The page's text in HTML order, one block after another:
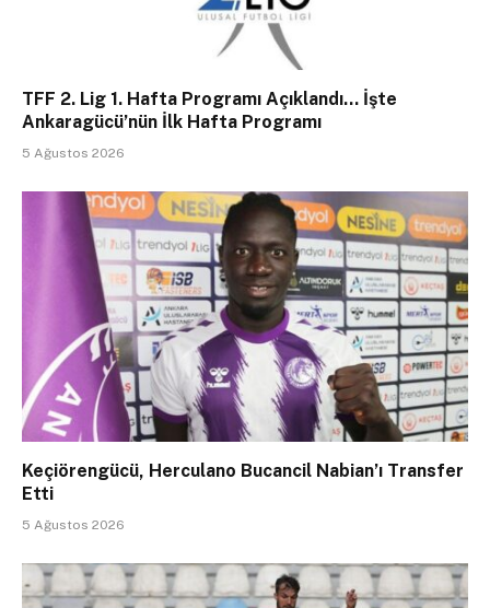
TFF 2. Lig 1. Hafta Programı Açıklandı… İşte
Ankaragücü’nün İlk Hafta Programı
5 Ağustos 2026
Keçiörengücü, Herculano Bucancil Nabian’ı Transfer
Etti
5 Ağustos 2026